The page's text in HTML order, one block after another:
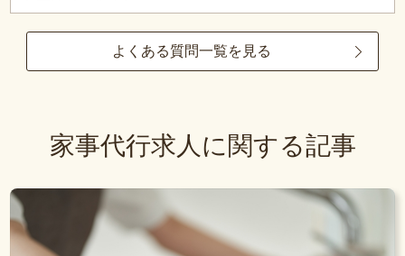
よくある質問一覧を見る
家事代行求人に関する記事